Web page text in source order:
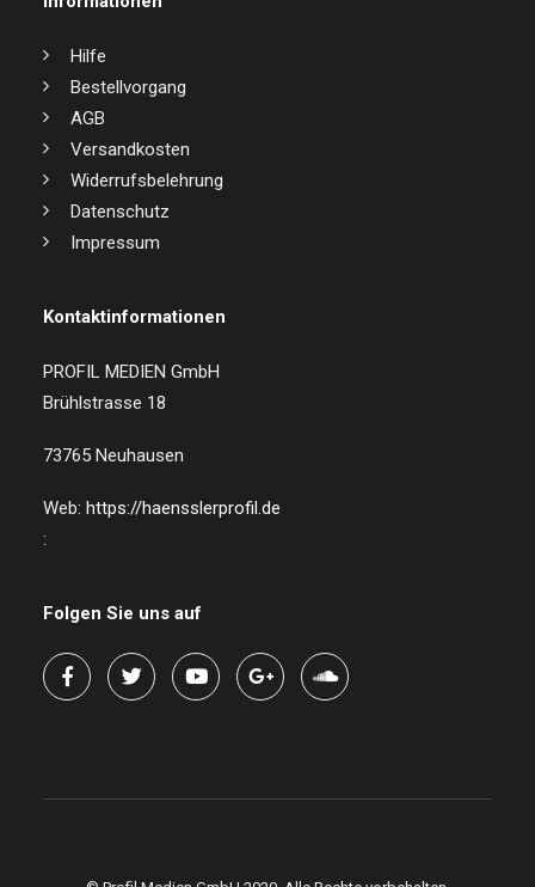
Hilfe
Bestellvorgang
AGB
Versandkosten
Widerrufsbelehrung
Datenschutz
Impressum
Kontaktinformationen
PROFIL MEDIEN GmbH
Brühlstrasse 18
73765 Neuhausen
Web: https://haensslerprofil.de
:
Folgen Sie uns auf